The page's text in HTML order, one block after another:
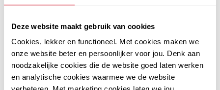
Deze website maakt gebruik van cookies
Cookies, lekker en functioneel. Met cookies maken we
onze website beter en persoonlijker voor jou. Denk aan
noodzakelijke cookies die de website goed laten werken
en analytische cookies waarmee we de website